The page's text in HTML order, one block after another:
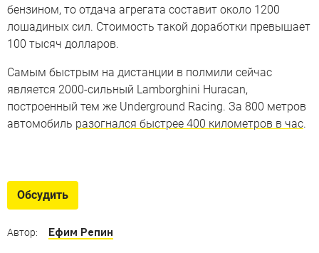
бензином, то отдача агрегата составит около 1200
лошадиных сил. Стоимость такой доработки превышает
100 тысяч долларов.
Самым быстрым на дистанции в полмили сейчас
является 2000-сильный Lamborghini Huracаn,
построенный тем же Underground Racing. За 800 метров
автомобиль разогнался быстрее 400 километров в час.
Шесть автомобилей для заездов на ускорение,
Обсудить
Автор: Ефим Репин